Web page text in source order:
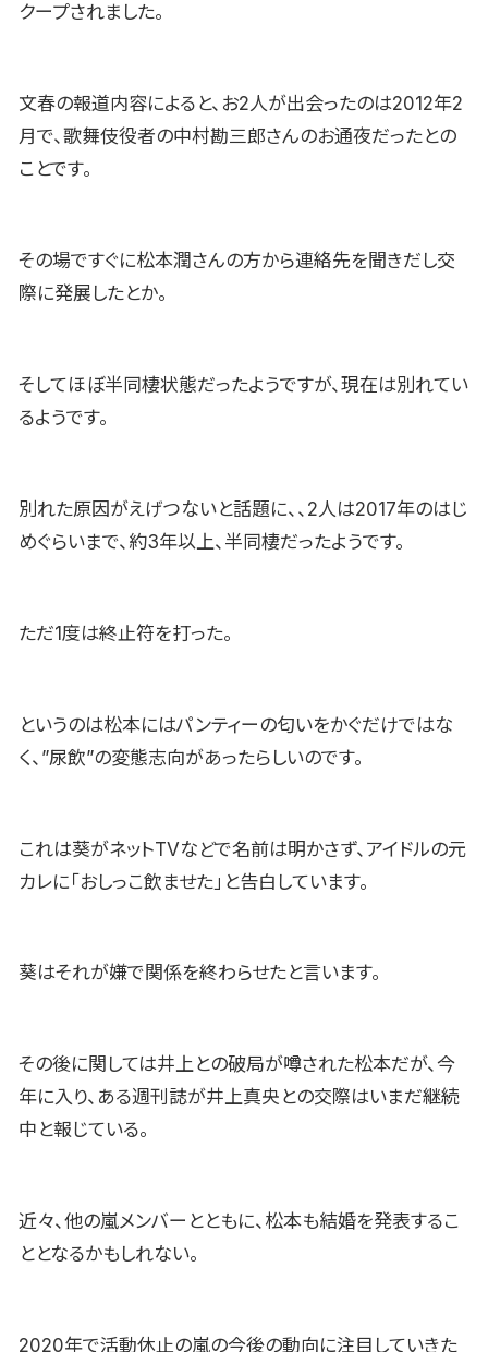
クープされました。
文春の報道内容によると、お2人が出会ったのは2012年2
月で、歌舞伎役者の中村勘三郎さんのお通夜だったとの
ことです。
その場ですぐに松本潤さんの方から連絡先を聞きだし交
際に発展したとか。
そしてほぼ半同棲状態だったようですが、現在は別れてい
るようです。
別れた原因がえげつないと話題に、、2人は2017年のはじ
めぐらいまで、約3年以上、半同棲だったようです。
ただ1度は終止符を打った。
というのは松本にはパンティーの匂いをかぐだけではな
く、”尿飲”の変態志向があったらしいのです。
これは葵がネットTVなどで名前は明かさず、アイドルの元
カレに「おしっこ飲ませた」と告白しています。
葵はそれが嫌で関係を終わらせたと言います。
その後に関しては井上との破局が噂された松本だが、今
年に入り、ある週刊誌が井上真央との交際はいまだ継続
中と報じている。
近々、他の嵐メンバーとともに、松本も結婚を発表するこ
ととなるかもしれない。
2020年で活動休止の嵐の今後の動向に注目していきた